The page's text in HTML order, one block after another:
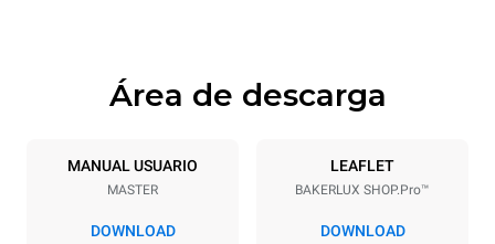
Especificaciones de la bandeja
6 600x400
Distancia entre bandejas
Área de descarga
MANUAL USUARIO
MASTER
DOWNLOAD
LEAFLET
BAKERLUX SHOP.Pro™
DOWNLOAD